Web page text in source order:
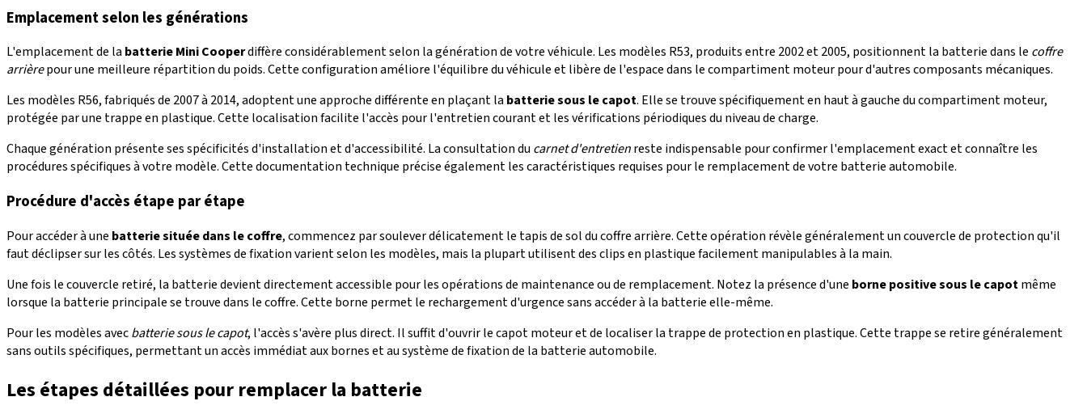
Emplacement selon les générations
L'emplacement de la batterie Mini Cooperdiffère considérablement selon la génération de votre véhicule. Les modèles R53, produits entre 2002 et 2005, positionnent la batterie dans le coffre
arrièrepour une meilleure répartition du poids. Cette configuration améliore l'équilibre du véhicule et libère de l'espace dans le compartiment moteur pour d'autres composants mécaniques.
Les modèles R56, fabriqués de 2007 à 2014, adoptent une approche différente en plaçant la batterie sous le capot. Elle se trouve spécifiquement en haut à gauche du compartiment moteur,
protégée par une trappe en plastique. Cette localisation facilite l'accès pour l'entretien courant et les vérifications périodiques du niveau de charge.
Chaque génération présente ses spécificités d'installation et d'accessibilité. La consultation du carnet d'entretienreste indispensable pour confirmer l'emplacement exact et connaître les
procédures spécifiques à votre modèle. Cette documentation technique précise également les caractéristiques requises pour le remplacement de votre batterie automobile.
Procédure d'accès étape par étape
Pour accéder à une batterie située dans le coffre, commencez par soulever délicatement le tapis de sol du coffre arrière. Cette opération révèle généralement un couvercle de protection qu'il
faut déclipser sur les côtés. Les systèmes de fixation varient selon les modèles, mais la plupart utilisent des clips en plastique facilement manipulables à la main.
Une fois le couvercle retiré, la batterie devient directement accessible pour les opérations de maintenance ou de remplacement. Notez la présence d'une borne positive sous le capotmême
lorsque la batterie principale se trouve dans le coffre. Cette borne permet le rechargement d'urgence sans accéder à la batterie elle-même.
Pour les modèles avecbatterie sous le capot, l'accès s'avère plus direct. Il suffit d'ouvrir le capot moteur et de localiser la trappe de protection en plastique. Cette trappe se retire généralement
sans outils spécifiques, permettant un accès immédiat aux bornes et au système de fixation de la batterie automobile.
Les étapes détaillées pour remplacer la batterie